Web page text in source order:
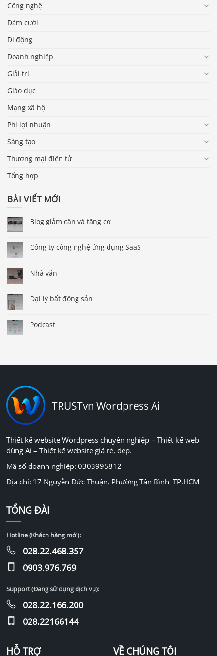
Công nghệ
Đám cưới
Di động
Doanh nghiệp
Giải trí
Giáo dục
Mạng xã hội
Phi lợi nhuận
Sáng tạo
Thương mại điện tử
Tổng hợp
BÀI VIẾT MỚI
Blog giảm cân và tăng cơ
Công ty công nghệ ứng dụng SaaS
Nhà văn
Đại lý bất động sản
Podcast
TRUSTvn Wordpress Ai
Thiết kế website Wordpress chuyên nghiệp – Thiết kế web
dùng Ai – Thiết kế website giá rẻ, đẹp.
Mã số doanh nghiệp: 0303995812
Địa chỉ: 17 Nguyễn Đức Thuận, Phường Tân Bình, TP.HCM
HỖ TRỢ VỀ CHÚNG TÔI
TỔNG ĐÀI
Hotline (Khách hàng mới):
028.22.468.357
0903.976.769
Support (Đang sử dụng dịch vụ):
028.22.166.200
028.22166144